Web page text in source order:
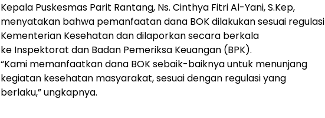
Kepala Puskesmas Parit Rantang, Ns. Cinthya Fitri Al-Yani, S.Kep,
menyatakan bahwa pemanfaatan dana BOK dilakukan sesuai regulasi
Kementerian Kesehatan dan dilaporkan secara berkala
ke Inspektorat dan Badan Pemeriksa Keuangan (BPK).
“Kami memanfaatkan dana BOK sebaik-baiknya untuk menunjang
kegiatan kesehatan masyarakat, sesuai dengan regulasi yang
berlaku,” ungkapnya.